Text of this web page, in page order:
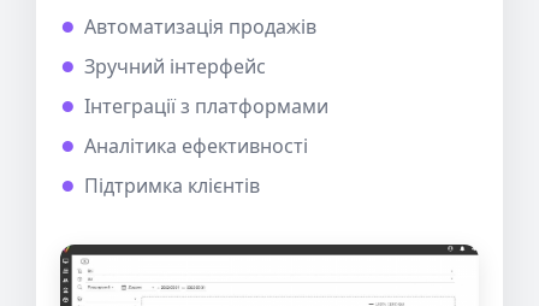
Автоматизація продажів
Зручний інтерфейс
Інтеграції з платформами
Аналітика ефективності
Підтримка клієнтів